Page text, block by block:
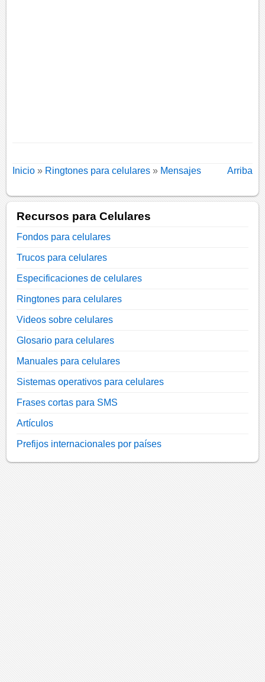
Inicio » Ringtones para celulares » Mensajes Arriba
Recursos para Celulares
Fondos para celulares
Trucos para celulares
Especificaciones de celulares
Ringtones para celulares
Videos sobre celulares
Glosario para celulares
Manuales para celulares
Sistemas operativos para celulares
Frases cortas para SMS
Artículos
Prefijos internacionales por países